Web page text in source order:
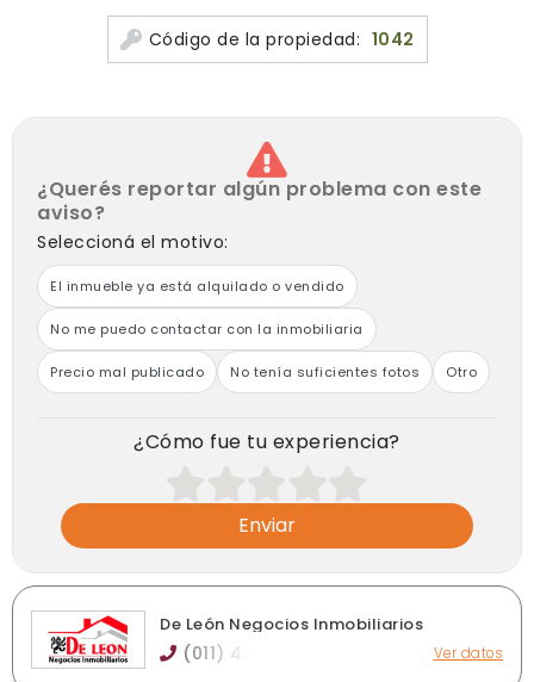
Código de la propiedad: 1042
¿Querés reportar algún problema con este
aviso?
Seleccioná el motivo:
El inmueble ya está alquilado o vendido
No me puedo contactar con la inmobiliaria
Precio mal publicado No tenía suficientes fotos Otro
¿Cómo fue tu experiencia?
Enviar
De León Negocios Inmobiliarios
(011) 43 Ver datos